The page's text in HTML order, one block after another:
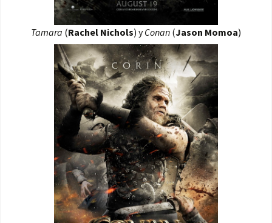
Tamara (Rachel Nichols) yConan (Jason Momoa)